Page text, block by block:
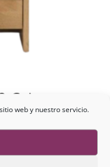
web y nuestro servicio.